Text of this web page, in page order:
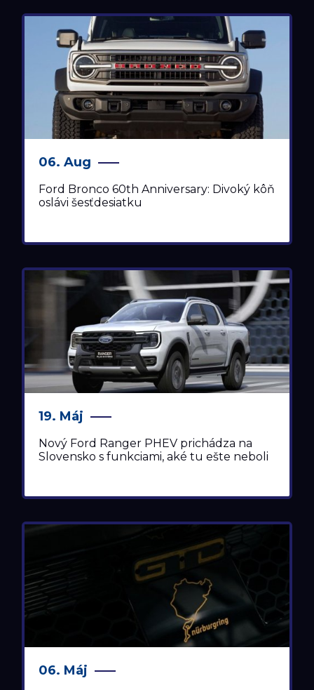
06. Aug
Ford Bronco 60th Anniversary: Divoký kôň
oslávi šesťdesiatku
19. Máj
Nový Ford Ranger PHEV prichádza na
Slovensko s funkciami, aké tu ešte neboli
06. Máj